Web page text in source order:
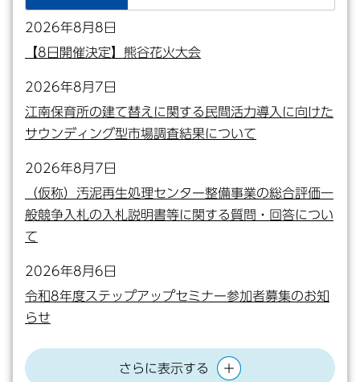
着
情
報
2026年8月8日
【8日開催決定】熊谷花火大会
2026年8月7日
江南保育所の建て替えに関する民間活力導入に向けた
サウンディング型市場調査結果について
2026年8月7日
（仮称）汚泥再生処理センター整備事業の総合評価一
般競争入札の入札説明書等に関する質問・回答につい
て
2026年8月6日
令和8年度ステップアップセミナー参加者募集のお知
らせ
さらに表示する